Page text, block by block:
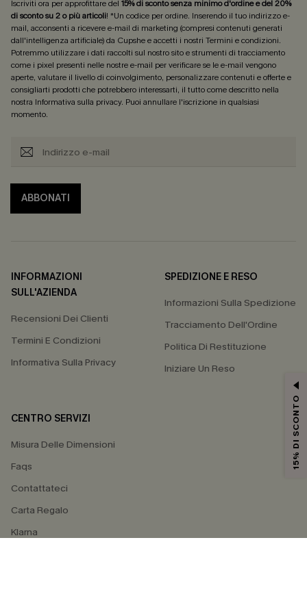
Iscriviti ora per approfittare del 15% di sconto senza minimo d'ordine e del 20%
di sconto su 2 o più articoli! *Un codice per ordine. Inserendo il tuo indirizzo e-
mail, acconsenti a ricevere e-mail di marketing (compresi contenuti generati
dall'intelligenza artificiale) da Cupshe e accetti i nostri Termini e condizioni.
Potremmo utilizzare i dati raccolti sul nostro sito e strumenti di tracciamento
come i pixel presenti nelle nostre e-mail per verificare se le e-mail vengono
aperte, valutare il livello di coinvolgimento, personalizzare contenuti e offerte e
consigliarti prodotti che potrebbero interessarti, il tutto come descritto nella
nostra Informativa sulla privacy. Puoi annullare l'iscrizione in qualsiasi
momento.
ABBONATI
INFORMAZIONI
SULL'AZIENDA
Recensioni Dei Clienti
Termini E Condizioni
Informativa Sulla Privacy
SPEDIZIONE E RESO
Informazioni Sulla Spedizione
Tracciamento Dell'Ordine
Politica Di Restituzione
Iniziare Un Reso
CENTRO SERVIZI
Misura Delle Dimensioni
Faqs
Contattateci
Carta Regalo
Klarna
15% DI SCONTO